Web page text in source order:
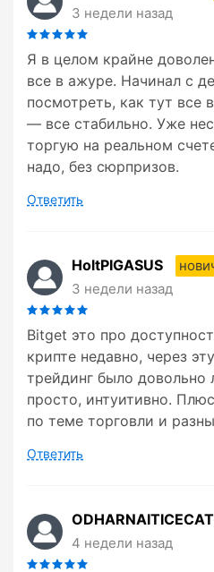
3 недели назад
Я в целом крайне
все в ажуре. Начинал с
посмотреть, как тут все
— все стабильно. Уже
торгую на реальном
надо, без сюрпризов.
Ответить
HoltPIGASUS
3 недели назад
Bitget это про
крипте недавно, через
трейдинг было довольно
просто, интуитивно.
по теме торговли и
Ответить
ODHARNAITICECAT
4 недели назад